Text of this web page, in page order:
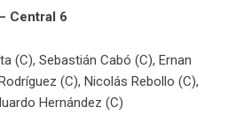
Central 6
(C), Sebastián Cabó (C), Ernan
(C), Nicolás Rebollo (C),
Hernández (C)